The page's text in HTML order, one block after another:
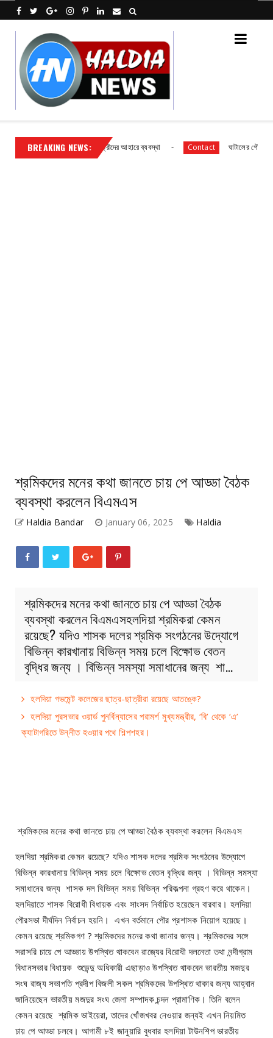
BREAKING NEWS:
প্রাথমিক বিদ্যালয় ছাত্র ছাত্রীদের আহারে ব্যবস্থা Contact ঘাটালের গৌরাতে
শ্রমিকদের মনের কথা জানতে চায় পে আড্ডা বৈঠক
ব্যবস্থা করলেন বিএমএস
Haldia Bandar January 06, 2025 Haldia
শ্রমিকদের মনের কথা জানতে চায় পে আড্ডা বৈঠক
ব্যবস্থা করলেন বিএমএসহলদিয়া শ্রমিকরা কেমন
রয়েছে? যদিও শাসক দলের শ্রমিক সংগঠনের উদ্যোগে
বিভিন্ন কারখানায় বিভিন্ন সময় চলে বিক্ষোভ বেতন
বৃদ্ধির জন্য । বিভিন্ন সমস্যা সমাধানের জন্য শা…
হলদিয়া গভমেন্ট কলেজের ছাত্র-ছাত্রীরা রয়েছে আতঙ্কে?
হলদিয়া পুরসভার ওয়ার্ড পুনর্বিন্যাসের পরামর্শ মুখ্যমন্ত্রীর, ‘বি’ থেকে ‘এ’
ক্যাটাগরিতে উন্নীত হওয়ার পথে শিল্পশহর।
শ্রমিকদের মনের কথা জানতে চায় পে আড্ডা বৈঠক ব্যবস্থা করলেন বিএমএস
হলদিয়া শ্রমিকরা কেমন রয়েছে? যদিও শাসক দলের শ্রমিক সংগঠনের উদ্যোগে
বিভিন্ন কারখানায় বিভিন্ন সময় চলে বিক্ষোভ বেতন বৃদ্ধির জন্য । বিভিন্ন সমস্যা
সমাধানের জন্য শাসক দল বিভিন্ন সময় বিভিন্ন পরিকল্পনা গ্রহণ করে থাকেন।
হলদিয়াতে শাসক বিরোধী বিধায়ক এবং সাংসদ নির্বাচিত হয়েছেন বারবার। হলদিয়া
পৌরসভা দীর্ঘদিন নির্বাচন হয়নি। এখন বর্তমানে পৌর প্রশাসক নিয়োগ হয়েছে।
কেমন রয়েছে শ্রমিকগণ ? শ্রমিকদের মনের কথা জানার জন্য। শ্রমিকদের সঙ্গে
সরাসরি চায়ে পে আড্ডায় উপস্থিত থাকবেন রাজ্যের বিরোধী দলনেতা তথা নন্দীগ্রাম
বিধানসভার বিধায়ক শুভেন্দু অধিকারী এছাড়াও উপস্থিত থাকবেন ভারতীয় মজদুর
সংঘ রাজ্য সভাপতি প্রদীপ বিজলী সকল শ্রমিকদের উপস্থিত থাকার জন্য আহ্বান
জানিয়েছেন ভারতীয় মজদুর সংঘ জেলা সম্পাদক চন্দন প্রামাণিক। তিনি বলেন
কেমন রয়েছে শ্রমিক ভাইয়েরা, তাদের খোঁজখবর নেওয়ার জন্যই এখন নিয়মিত
চায় পে আড্ডা চলবে। আগামী ৮ই জানুয়ারি বুধবার হলদিয়া টাউনশিপ ভারতীয়